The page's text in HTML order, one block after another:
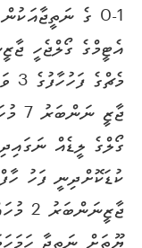
1-0 ގެ
ގޯލްގެ ލީޑެއް